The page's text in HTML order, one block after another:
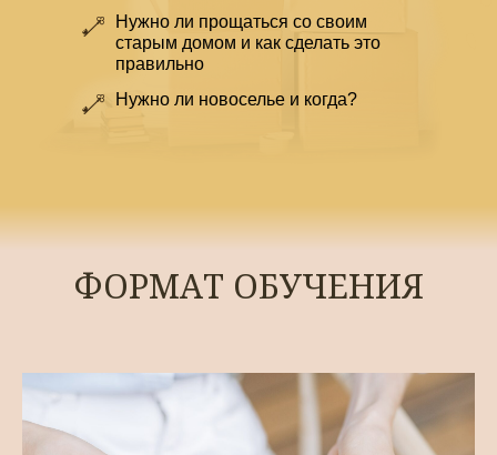
Нужно ли прощаться со своим
старым домом и как сделать это
правильно
Нужно ли новоселье и когда?
ФОРМАТ ОБУЧЕНИЯ